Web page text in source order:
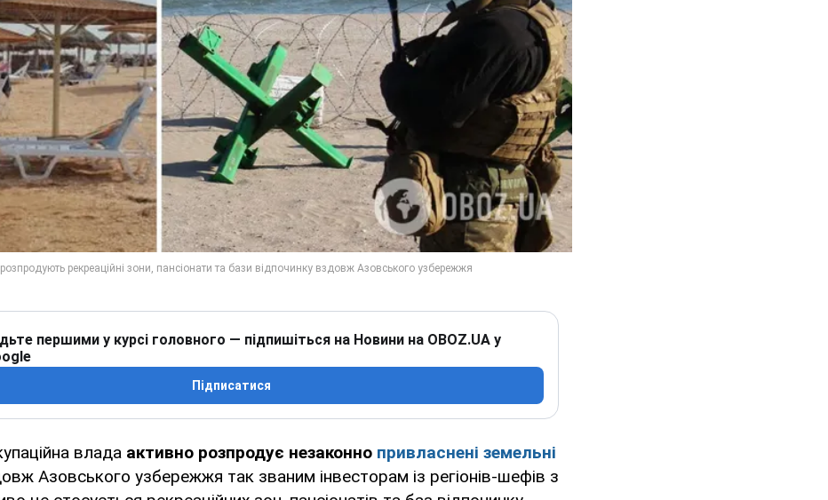
першими у курсі головного — підпишіться на Новини на OBOZ.UA у
Підписатися
влада активно розпродує незаконно привласнені земельні
Азовського узбережжя так званим інвесторам із регіонів-шефів з